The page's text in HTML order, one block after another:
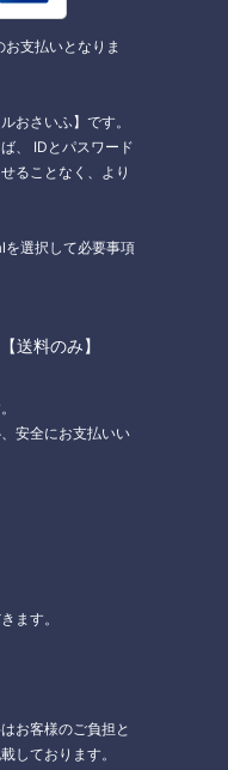
支払いとなりま
おさいふ】です。
、 IDとパスワード
ることなく、より
選択して必要事項
送料のみ】
安全にお支払いい
ます。
お客様のご負担と
しております。